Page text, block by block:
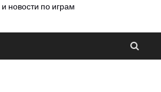
новости по играм